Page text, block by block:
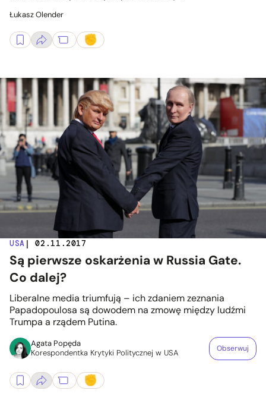
Łukasz Olender
USA | 02.11.2017
Są pierwsze oskarżenia w Russia Gate.
Co dalej?
Liberalne media triumfują – ich zdaniem zeznania
Papadopoulosa są dowodem na zmowę między ludźmi
Trumpa a rządem Putina.
Agata Popęda
Korespondentka Krytyki Politycznej w USA
Obserwuj